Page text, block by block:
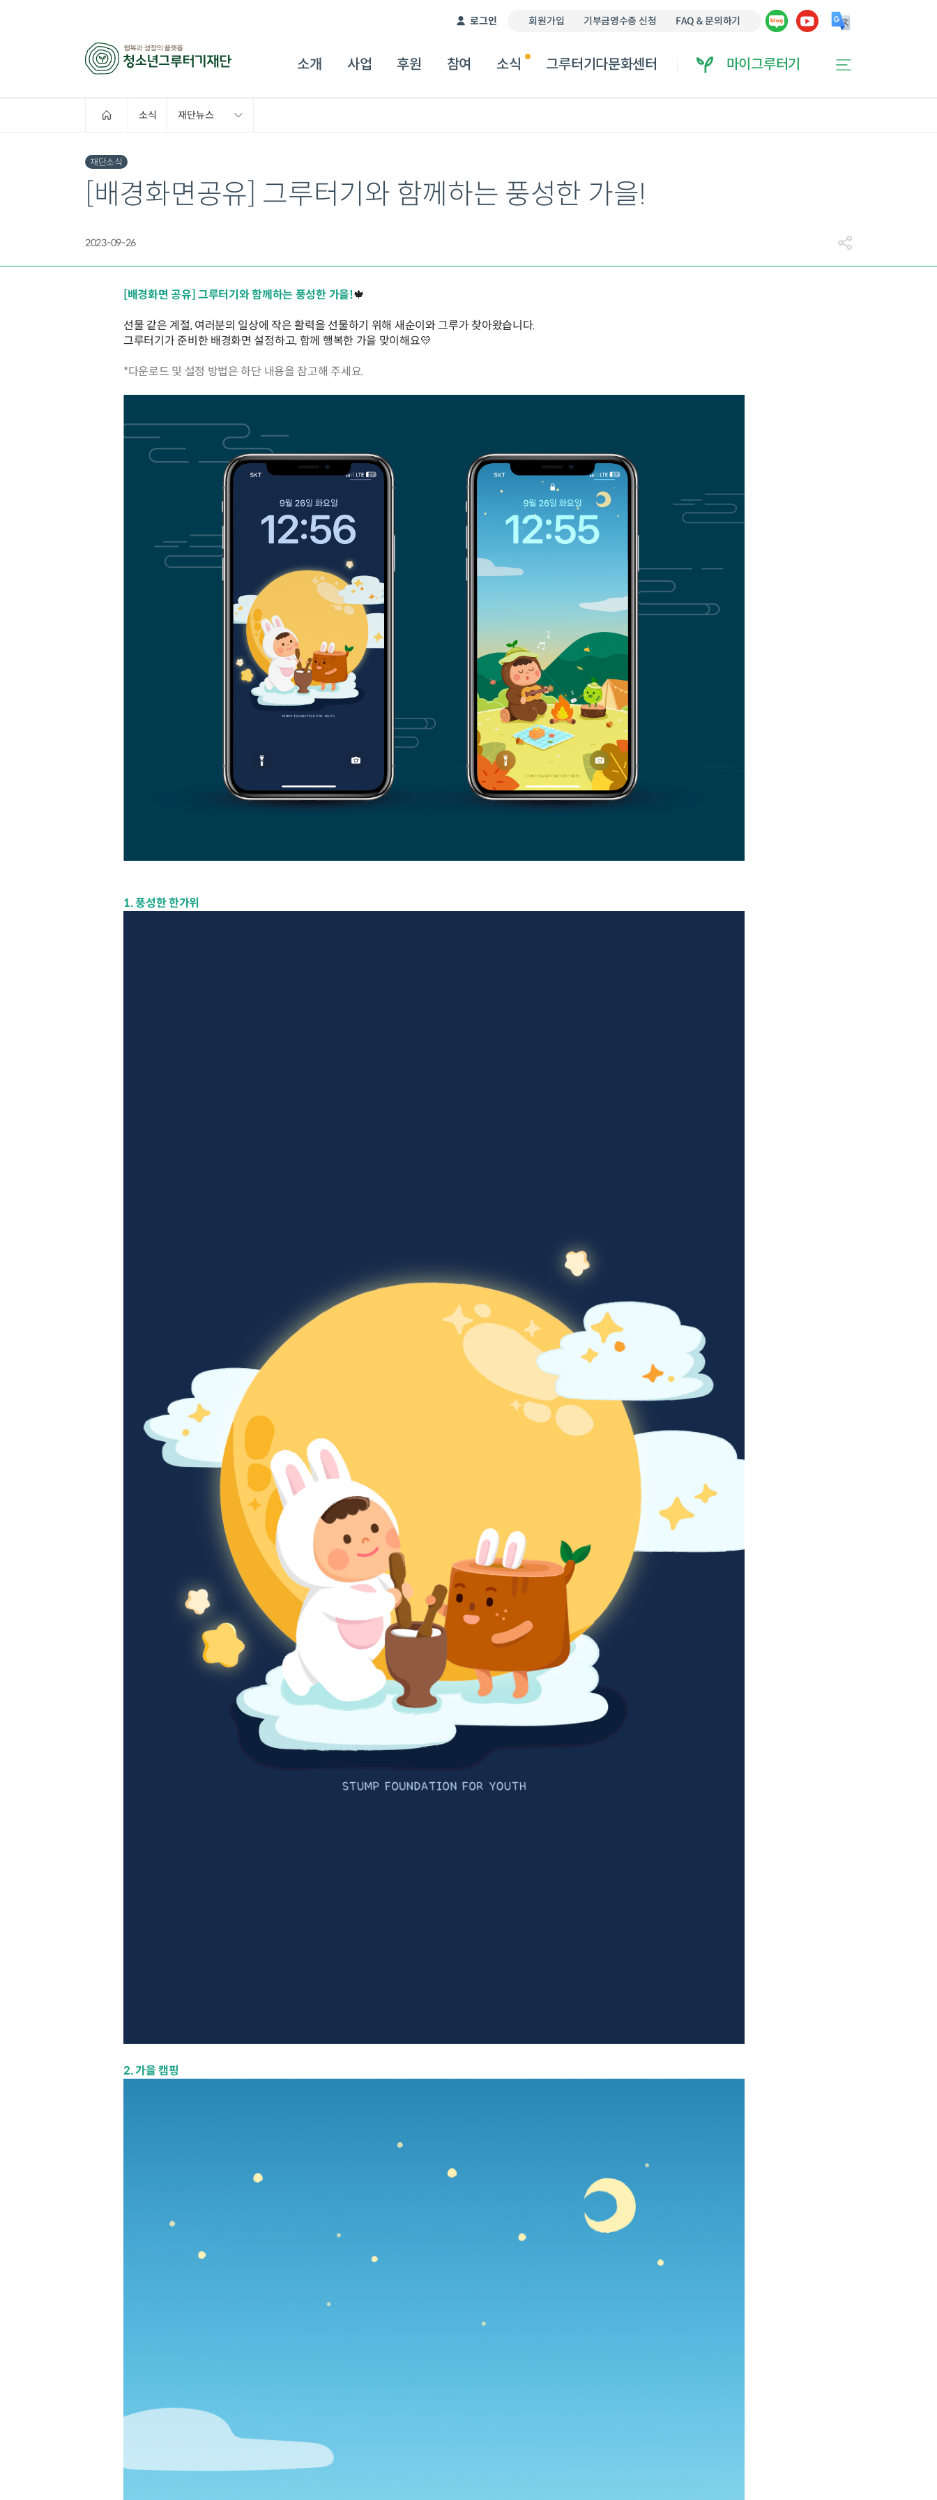
로그인 회원가입 기부금영수증 신청 FAQ & 문의하기
소개 사업 후원 참여 소식 그루터기다문화센터 마이그루터기
소식 재단뉴스
재단소식
[배경화면공유] 그루터기와 함께하는 풍성한 가을!
2023-09-26
[배경화면 공유] 그루터기와 함께하는 풍성한 가을!🍁
선물 같은 계절, 여러분의 일상에 작은 활력을 선물하기 위해 새순이와 그루가 찾아왔습니다.
그루터기가 준비한 배경화면 설정하고, 함께 행복한 가을 맞이해요💛
*다운로드 및 설정 방법은 하단 내용을 참고해 주세요.
1. 풍성한 한가위
2. 가을 캠핑